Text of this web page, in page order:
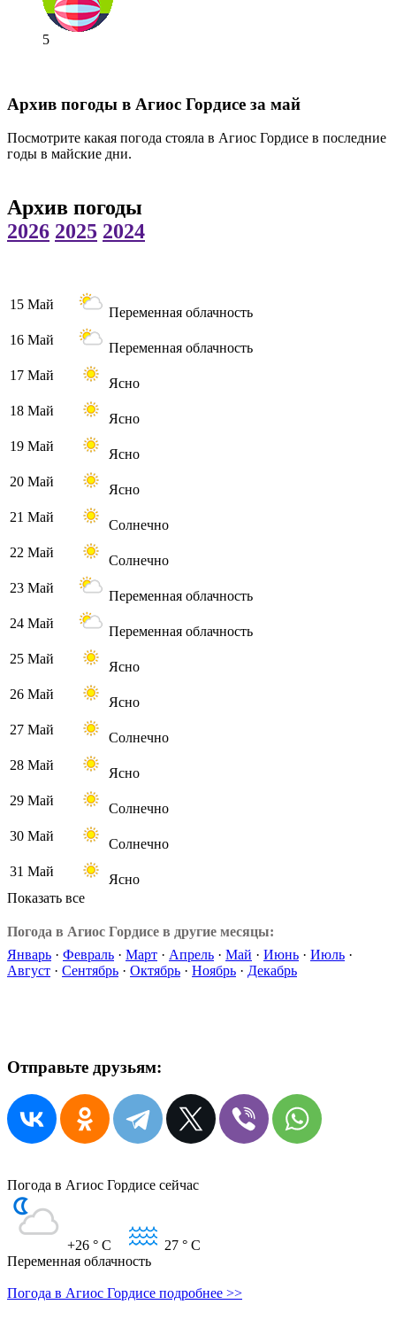
5
Архив погоды в Агиос Гордисе за май
Посмотрите какая погода стояла в Агиос Гордисе в последние
годы в майские дни.
Архив погоды
2026 2025 2024
15 Май
Переменная облачность
16 Май
Переменная облачность
17 Май
Ясно
18 Май
Ясно
19 Май
Ясно
20 Май
Ясно
21 Май
Солнечно
22 Май
Солнечно
23 Май
Переменная облачность
24 Май
Переменная облачность
25 Май
Ясно
26 Май
Ясно
27 Май
Солнечно
28 Май
Ясно
29 Май
Солнечно
30 Май
Солнечно
31 Май
Ясно
Показать все
Погода в Агиос Гордисе в другие месяцы:
Январь · Февраль · Март · Апрель · Май · Июнь · Июль ·
Август · Сентябрь · Октябрь · Ноябрь · Декабрь
Отправьте друзьям:
Погода в Агиос Гордисе сейчас
+26 ° C 27 ° C
Переменная облачность
Погода в Агиос Гордисе подробнее >>